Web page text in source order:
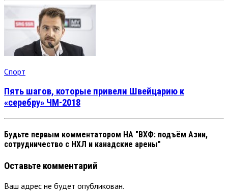
Спорт
Пять шагов, которые привели Швейцарию к
«серебру» ЧМ-2018
Будьте первым комментатором НА "ВХФ: подъём Азии,
сотрудничество с НХЛ и канадские арены"
Оставьте комментарий
Ваш адрес не будет опубликован.